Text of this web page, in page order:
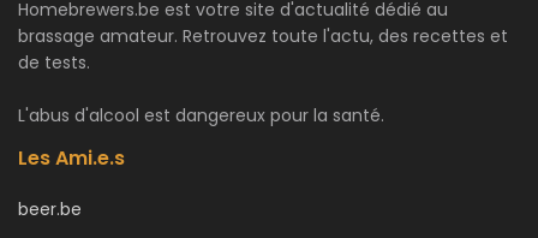
Homebrewers.be est votre site d'actualité dédié au
brassage amateur. Retrouvez toute l'actu, des recettes et
de tests.
L'abus d'alcool est dangereux pour la santé.
Les Ami.e.s
beer.be